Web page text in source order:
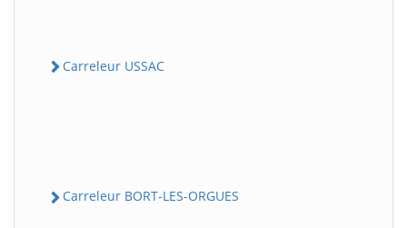
Carreleur USSAC
Carreleur BORT-LES-ORGUES